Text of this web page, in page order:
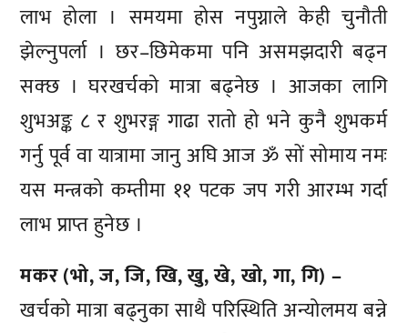
लाभ होला । समयमा होस नपुग्नाले केही चुनौती
झेल्नुपर्ला । छर–छिमेकमा पनि असमझदारी बढ्न
सक्छ । घरखर्चको मात्रा बढ्नेछ । आजका लागि
शुभअङ्क ८ र शुभरङ्ग गाढा रातो हो भने कुनै शुभकर्म
गर्नु पूर्व वा यात्रामा जानु अघि आज ॐ सों सोमाय नमः
यस मन्त्रको कम्तीमा ११ पटक जप गरी आरम्भ गर्दा
लाभ प्राप्त हुनेछ ।
मकर (भो, ज, जि, खि, खु, खे, खो, गा, गि) –
खर्चको मात्रा बढ्नुका साथै परिस्थिति अन्योलमय बन्ने